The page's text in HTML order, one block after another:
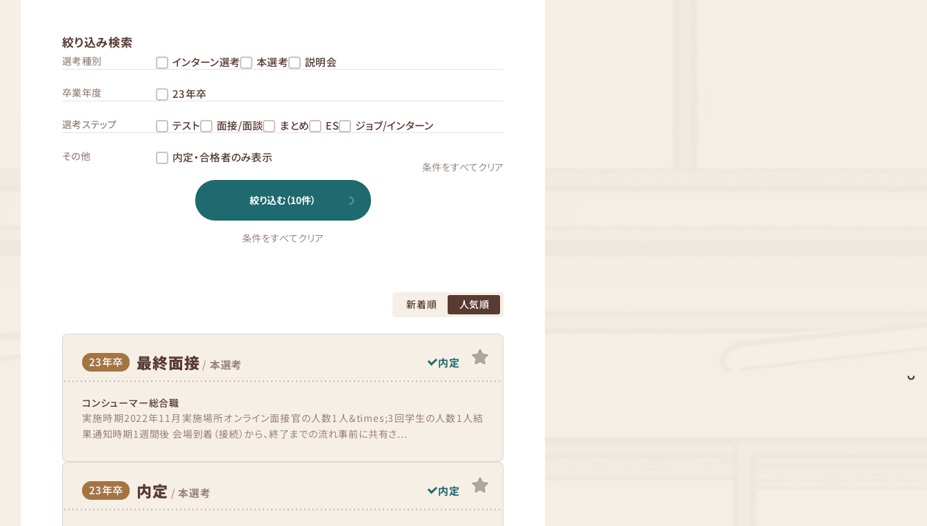
絞り込み検索
選考種別 インターン選考 本選考 説明会
卒業年度 23年卒
選考ステップ テスト 面接/面談 まとめ ES ジョブ/インターン
その他 内定・合格者のみ表示
条件をすべてクリア
絞り込む（10件）
条件をすべてクリア
新着順 人気順
23年卒 最終面接 / 本選考 内定
コンシューマー総合職
実施時期2022年11月実施場所オンライン面接官の人数1人&times;3回学生の人数1人結
果通知時期1週間後 会場到着（接続）から、終了までの流れ事前に共有さ...
23年卒 内定 / 本選考 内定